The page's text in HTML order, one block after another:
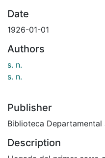
Date
1926-01-01
Authors
s. n.
s. n.
Publisher
Biblioteca
Description